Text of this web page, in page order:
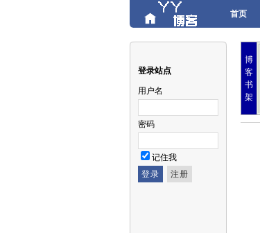
首页
登录站点
用户名
密码
记住我
博
客
书
架